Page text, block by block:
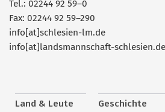
Tel.: 02244 92 59–0
Fax: 02244 92 59–290
info[at]schlesien-lm.de
info[at]landsmannschaft-schlesien.de
Land & Leute Geschichte